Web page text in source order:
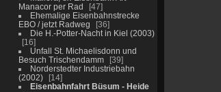
Manacor per Rad
47
Ehemalige Eisenbahnstrecke
EBO / jetzt Radweg
36
Die H.-Potter-Nacht in Kiel (2003)
16
Unfall St. Michaelisdonn und
Besuch Trischendamm
39
Norderstedter Industriebahn
(2002)
14
Eisenbahnfahrt Büsum - Heide